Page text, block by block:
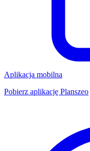
Aplikacja mobilna
Pobierz aplikację Planszeo